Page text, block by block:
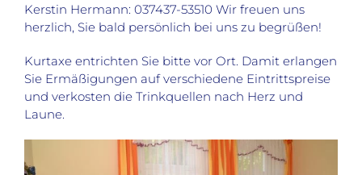
Kerstin Hermann: 037437-53510 Wir freuen uns
herzlich, Sie bald persönlich bei uns zu begrüßen!
Kurtaxe entrichten Sie bitte vor Ort. Damit erlangen
Sie Ermäßigungen auf verschiedene Eintrittspreise
und verkosten die Trinkquellen nach Herz und
Laune.